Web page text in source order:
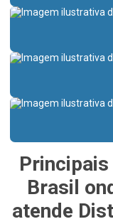
Barras de aço inox
Bomba incêndio 7 5 cv
Cantoneira aço inox 316
Cantoneira inox
Cantoneira inox 304
Brasil
atende